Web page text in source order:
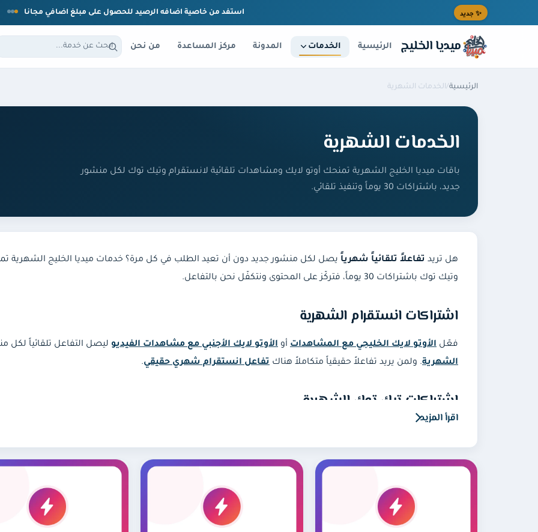
تخطى إلى المحتوى الرئيسي
✨ جديد استفد من خاصية اضافه الرصيد للحصول على مبلغ اضافي مجانا
ميديا الخليج الرئيسية الخدمات المدونة مركز المساعدة من نحن
الرئيسية/الخدمات الشهرية
الخدمات الشهرية
باقات ميديا الخليج الشهرية تمنحك أوتو لايك ومشاهدات تلقائية لانستقرام وتيك توك لكل منشور
جديد، باشتراكات 30 يوماً وتنفيذ تلقائي.
هل تريد تفاعلاً تلقائياً شهرياً يصل لكل منشور جديد دون أن تعيد الطلب في كل مرة؟ خدمات ميديا الخليج الشهرية
وتيك توك باشتراكات 30 يوماً، فتركّز على المحتوى ونتكفّل نحن بالتفاعل.
اشتراكات انستقرام الشهرية
فعّل الأوتو لايك الخليجي مع المشاهدات أو الأوتو لايك الأجنبي مع مشاهدات الفيديو ليصل التفاعل تلقائياً
الشهرية. ولمن يريد تفاعلاً حقيقياً متكاملاً هناك تفاعل انستقرام شهري حقيقي.
اشتراكات تيك توك الشهرية
لتفاعل متناسق على كل فيديو جديد.
الأسئلة الشائعة
كيف تعمل الخدمات الشهرية؟